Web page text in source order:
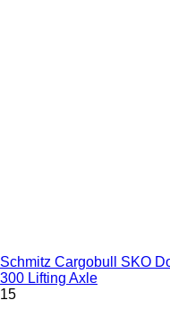
Schmitz Cargobull SKO
300 Lifting Axle
15